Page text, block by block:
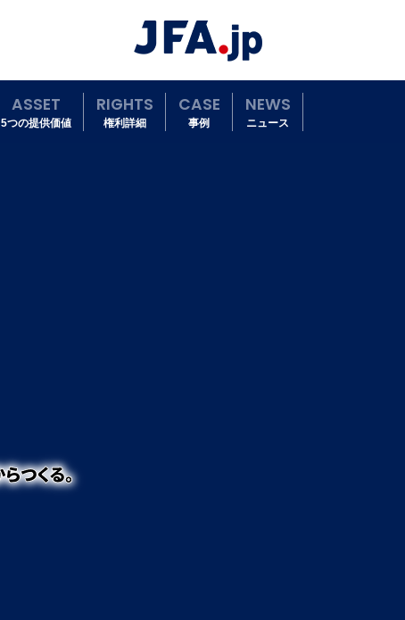
ASSET
5つの提供価値
RIGHTS
権利詳細
CASE
事例
NEWS
ニュース